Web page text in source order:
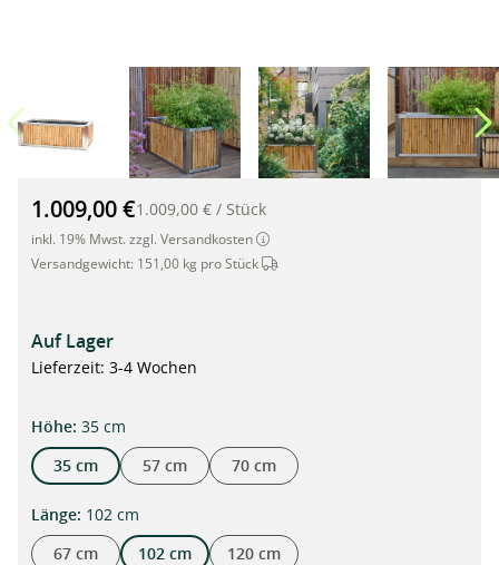
Bambus-Hochbeet mit Edelstahl-Rahmen, 102 x 67 x 35cm"
1.009,00 €1.009,00 € / Stück
inkl. 19% Mwst. zzgl. Versandkosten
Versandgewicht: 151,00 kg pro Stück Dieser Artikel wird per Spedition
Auf Lager
Lieferzeit: 3-4 Wochen
Höheauswählen
: 35 cm
35 cm
57 cm 70 cm
Längeauswählen
: 102 cm
67 cm
102 cm 120 cm